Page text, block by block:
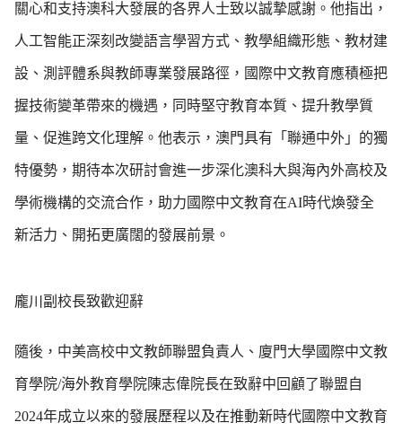
關心和支持澳科大發展的各界人士致以誠摯感謝。他指出，
人工智能正深刻改變語言學習方式、教學組織形態、教材建
設、測評體系與教師專業發展路徑，國際中文教育應積極把
握技術變革帶來的機遇，同時堅守教育本質、提升教學質
量、促進跨文化理解。他表示，澳門具有「聯通中外」的獨
特優勢，期待本次研討會進一步深化澳科大與海內外高校及
學術機構的交流合作，助力國際中文教育在AI時代煥發全
新活力、開拓更廣闊的發展前景。
龐川副校長致歡迎辭
隨後，中美高校中文教師聯盟負責人、廈門大學國際中文教
育學院/海外教育學院陳志偉院長在致辭中回顧了聯盟自
2024年成立以來的發展歷程以及在推動新時代國際中文教育